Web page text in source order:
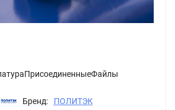
Бренд: ПОЛИТЭК